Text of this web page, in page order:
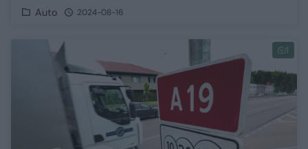
Auto 2024-08-16
1